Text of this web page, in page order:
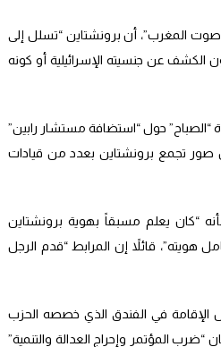
المغرب”، أن برونشتاين “تسلل إلى
الكشف عن جنسيته الإسرائيلية أو كونه
“الصباح” حول “استضافة مستشار رابين”
صور تجمع برونشتاين بعدد من قيادات
“كان يعلم مسبقاً بهوية برونشتاين
قائلاً إن المرابط “قدم الرجل
الإقامة في الفندق الذي خصصه الحزب
المؤتمر وإحراج العدالة والتنمية”